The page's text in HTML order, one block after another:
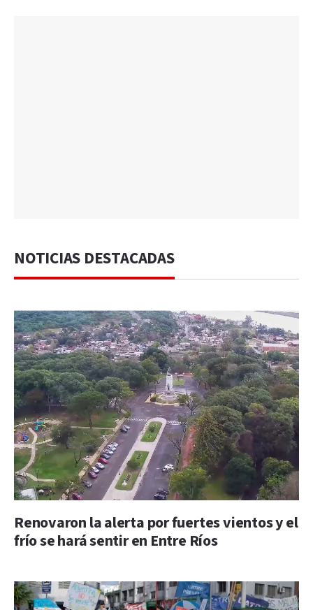
NOTICIAS DESTACADAS
Renovaron la alerta por fuertes vientos y el
frío se hará sentir en Entre Ríos